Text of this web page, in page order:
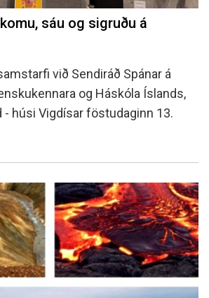
sáu og sigruðu á
við Sendiráð Spánar á
og Háskóla Íslands,
- húsi Vigdísar föstudaginn 13.